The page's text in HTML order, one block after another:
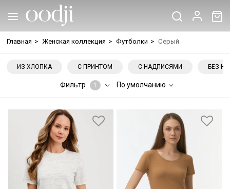
Главная > Женская коллекция > Футболки > Серый
ИЗ ХЛОПКА С ПРИНТОМ С НАДПИСЯМИ БЕЗ
Фильтр 1 По умолчанию